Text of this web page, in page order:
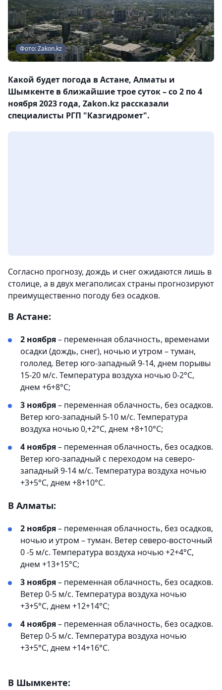
Фото: Zakon.kz
Какой будет погода в Астане, Алматы и
Шымкенте в ближайшие трое суток – со 2 по 4
ноября 2023 года, Zakon.kz рассказали
специалисты РГП "Казгидромет".
Согласно прогнозу, дождь и снег ожидаются лишь в
столице, а в двух мегаполисах страны прогнозируют
преимущественно погоду без осадков.
В Астане:
2 ноября– переменная облачность, временами
осадки (дождь, снег), ночью и утром – туман,
гололед. Ветер юго-западный 9-14, днем порывы
15-20 м/с. Температура воздуха ночью 0-2°С,
днем +6+8°С;
3 ноября– переменная облачность, без осадков.
Ветер юго-западный 5-10 м/с. Температура
воздуха ночью 0,+2°С, днем +8+10°С;
4 ноября– переменная облачность, без осадков.
Ветер юго-западный с переходом на северо-
западный 9-14 м/с. Температура воздуха ночью
+3+5°С, днем +8+10°С.
В Алматы:
2 ноября– переменная облачность, без осадков,
ночью и утром – туман. Ветер северо-восточный
0 -5 м/с. Температура воздуха ночью +2+4°С,
днем +13+15°С;
3 ноября– переменная облачность, без осадков.
Ветер 0-5 м/с. Температура воздуха ночью
+3+5°С, днем +12+14°С;
4 ноября– переменная облачность, без осадков.
Ветер 0-5 м/с. Температура воздуха ночью
+3+5°С, днем +14+16°С.
В Шымкенте: